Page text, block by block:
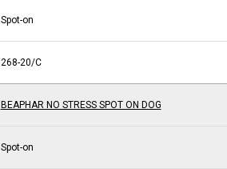
Spot-on
268-20/C
BEAPHAR NO STRESS SPOT ON DOG
Spot-on